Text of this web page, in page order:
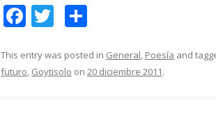
F
e
b
T
itt
er
m
p
This entry was posted in General, Poesía and
futuro, Goytisolo on 20 diciembre 2011.